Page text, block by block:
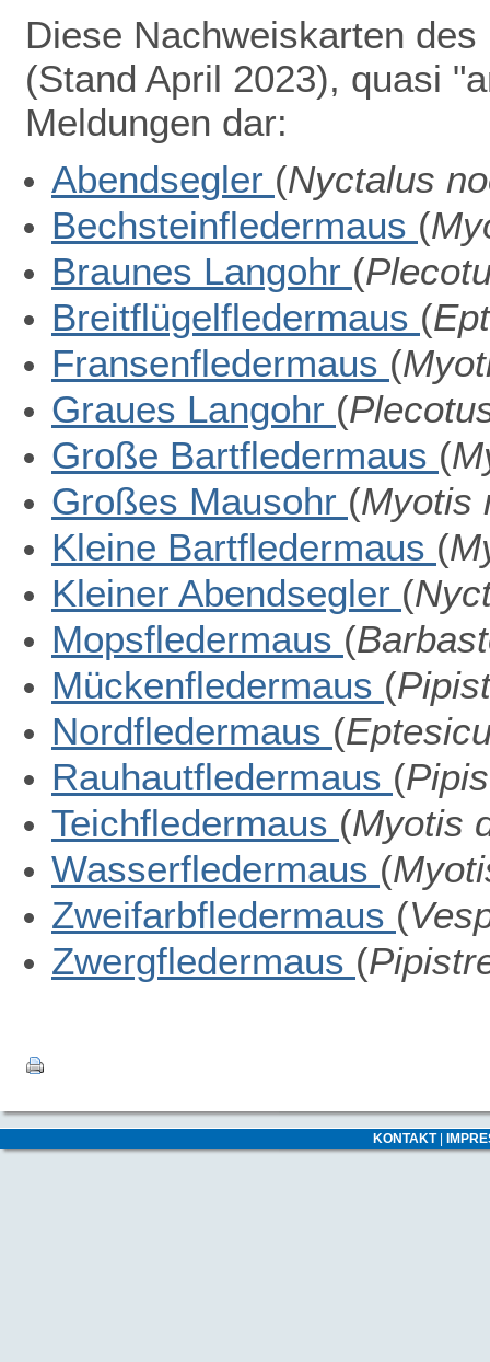
Diese Nachweiskarten
(Stand April 2023), quasi
Meldungen dar:
Abendsegler (Nyctalus
Bechsteinfledermaus (
Braunes Langohr (
Breitflügelfledermaus (
Fransenfledermaus (
Graues Langohr (
Große Bartfledermaus (
Großes Mausohr (Myotis
Kleine Bartfledermaus (
Kleiner Abendsegler (
Mopsfledermaus (
Mückenfledermaus (
Nordfledermaus (
Rauhautfledermaus (
Teichfledermaus (Myotis
Wasserfledermaus (
Zweifarbfledermaus (
Zwergfledermaus (
KONTAKT|